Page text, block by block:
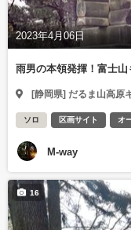
2023年4月06日
雨男の本領発揮！富士
[静岡県] だるま山高原
ソロ 区画サイト オ
M-way
16